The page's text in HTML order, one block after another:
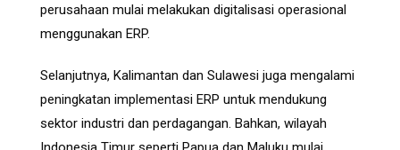
perusahaan mulai melakukan digitalisasi operasional
menggunakan ERP.
Selanjutnya, Kalimantan dan Sulawesi juga mengalami
peningkatan implementasi ERP untuk mendukung
sektor industri dan perdagangan. Bahkan, wilayah